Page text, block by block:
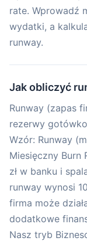
rate. Wprowadź
wydatki, a
runway.
Jak obliczyć
Runway (zapas
rezerwy
Wzór: Runway
Miesięczny Burn
zł w banku i
runway wynosi
firma może
dodatkowe
Nasz tryb